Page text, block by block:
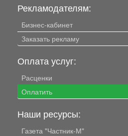
Рекламодателям:
Бизнес-кабинет
Заказать рекламу
Оплата услуг:
Расценки
Оплатить
Наши ресурсы:
Газета "Частник-М"